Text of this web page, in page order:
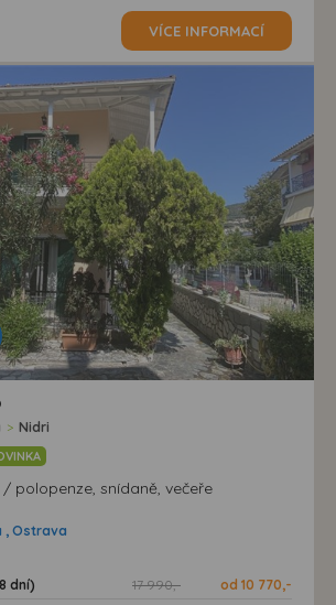
VÍCE INFORMACÍ
> Nidri
polopenze, snídaně, večeře
, Ostrava
dní) 17 990,-
od 10 770,-